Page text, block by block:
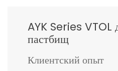
AYK Series VTOL
пастбищ
Клиентский опыт